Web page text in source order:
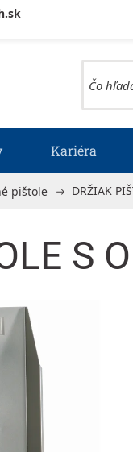
Kariéra
pištole DRŽIAK
S